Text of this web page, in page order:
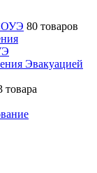
80 товаров
Эвакуацией
товара